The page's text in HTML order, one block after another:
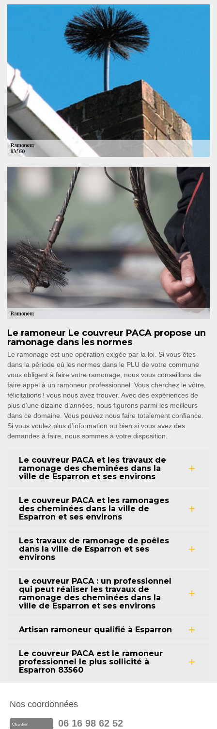
Le ramoneur Le couvreur PACA propose un
ramonage dans les normes
Le ramonage est une opération exigée par la loi. Si vous êtes
dans la période où les normes dans le PLU de votre commune
vous obligent à faire votre ramonage, nous vous conseillons de
faire appel à un ramoneur professionnel. Vous cherchez le vôtre,
félicitations ! vous nous avez trouver. Avec des expériences de
plus d’une dizaine d’années, nous figurons parmi les meilleurs
dans ce domaine. Vous pouvez nous faire totalement confiance.
Si vous voulez plus d’information ou bien si vous avez des
demandes à faire, nous sommes à votre disposition.
Le couvreur PACA et les travaux de
ramonage des cheminées dans la
ville de Esparron et ses environs
Le couvreur PACA et les ramonages
des cheminées dans la ville de
Esparron et ses environs
Les travaux de ramonage de poêles
dans la ville de Esparron et ses
environs
Le couvreur PACA : un professionnel
qui peut réaliser les travaux de
ramonage des cheminées dans la
ville de Esparron et ses environs
Artisan ramoneur qualifié à Esparron
Le couvreur PACA est le ramoneur
professionnel le plus sollicité à
Esparron 83560
Nos coordonnées
Chantier 06 16 98 62 52